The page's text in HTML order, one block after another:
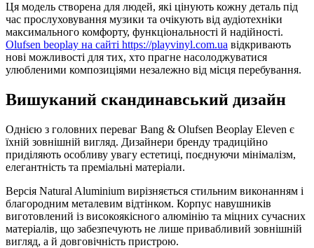
Ця модель створена для людей, які цінують кожну деталь під
час прослуховування музики та очікують від аудіотехніки
максимального комфорту, функціональності й надійності.
Olufsen beoplay на сайті https://playvinyl.com.ua відкривають
нові можливості для тих, хто прагне насолоджуватися
улюбленими композиціями незалежно від місця перебування.
Вишуканий скандинавський дизайн
Однією з головних переваг Bang & Olufsen Beoplay Eleven є
їхній зовнішній вигляд. Дизайнери бренду традиційно
приділяють особливу увагу естетиці, поєднуючи мінімалізм,
елегантність та преміальні матеріали.
Версія Natural Aluminium вирізняється стильним виконанням і
благородним металевим відтінком. Корпус навушників
виготовлений із високоякісного алюмінію та міцних сучасних
матеріалів, що забезпечують не лише привабливий зовнішній
вигляд, а й довговічність пристрою.